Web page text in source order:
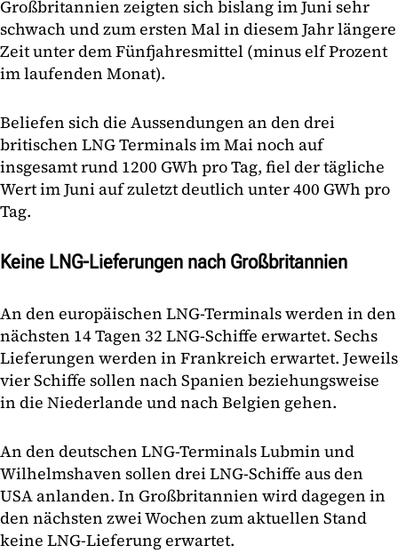
Großbritannien zeigten sich bislang im Juni sehr
schwach und zum ersten Mal in diesem Jahr längere
Zeit unter dem Fünfjahresmittel (minus elf Prozent
im laufenden Monat).
Beliefen sich die Aussendungen an den drei
britischen LNG Terminals im Mai noch auf
insgesamt rund 1200 GWh pro Tag, fiel der tägliche
Wert im Juni auf zuletzt deutlich unter 400 GWh pro
Tag.
Keine LNG-Lieferungen nach Großbritannien
An den europäischen LNG-Terminals werden in den
nächsten 14 Tagen 32 LNG-Schiffe erwartet. Sechs
Lieferungen werden in Frankreich erwartet. Jeweils
vier Schiffe sollen nach Spanien beziehungsweise
in die Niederlande und nach Belgien gehen.
An den deutschen LNG-Terminals Lubmin und
Wilhelmshaven sollen drei LNG-Schiffe aus den
USA anlanden. In Großbritannien wird dagegen in
den nächsten zwei Wochen zum aktuellen Stand
keine LNG-Lieferung erwartet.